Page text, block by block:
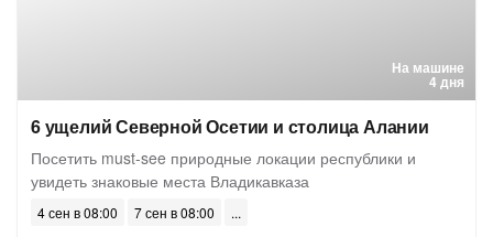
На машине
4 дня
6 ущелий Северной Осетии и столица Алании
Посетить must-see природные локации республики и
увидеть знаковые места Владикавказа
4 сен в 08:00 7 сен в 08:00